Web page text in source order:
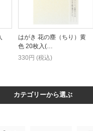
はがき 花の塵（ちり）黄
色 20枚入(…
330円 (税込)
カテゴリーから選ぶ